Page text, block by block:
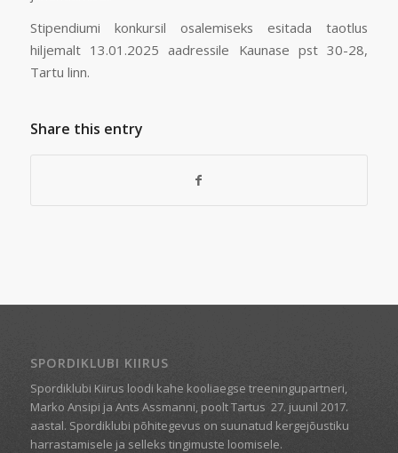
Stipendiumi konkursil osalemiseks esitada taotlus
hiljemalt 13.01.2025 aadressile Kaunase pst 30-28,
Tartu linn.
Share this entry
SPORDIKLUBI KIIRUS
Spordiklubi Kiirus loodi kahe kooliaegse treeningupartneri,
Marko Ansipi ja Ants Assmanni, poolt Tartus 27. juunil 2017.
aastal. Spordiklubi põhitegevus on suunatud kergejõustiku
harrastamisele ja selleks tingimuste loomisele.